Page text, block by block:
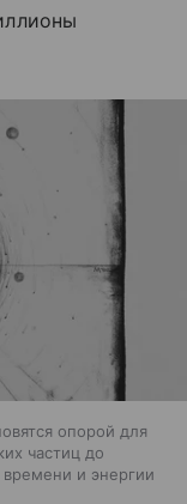
опорой для
частиц до
и энергии